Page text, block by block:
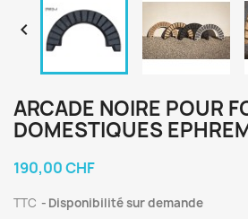

ARCADE NOIRE POUR
DOMESTIQUES
190,00 CHF
TTC Disponibilité sur demande